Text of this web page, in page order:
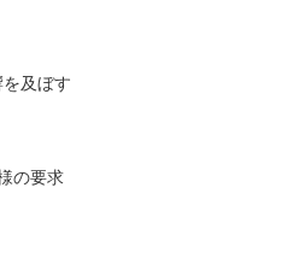
及ぼす
の要求